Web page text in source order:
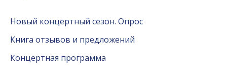
Новый концертный сезон. Опрос
Книга отзывов и предложений
Концертная программа